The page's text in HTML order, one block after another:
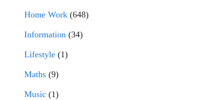
Home Work (648)
Information (34)
Lifestyle (1)
Maths (9)
Music (1)